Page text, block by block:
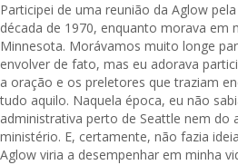
Participei de uma reunião da Aglow
década de 1970, enquanto morava em
Minnesota. Morávamos muito longe
envolver de fato, mas eu adorava
a oração e os preletores que traziam
tudo aquilo. Naquela época, eu não
administrativa perto de Seattle nem do
ministério. E, certamente, não fazia
Aglow viria a desempenhar em minha